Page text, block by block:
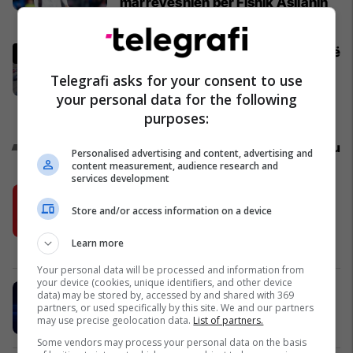
Mërgimtarët në pritje prej orësh në
shqiptare e MPJ-së kroate tregon
arsyet
Kosovë
Promo Reklamo këtu
pastron motorin e makinës suaj deri
MobiSIM: Internet kudo dhe 15%
cashback
MobiSIM
Telegrafi asks for your consent to use
your personal data for the following
purposes:
Personalised advertising and content, advertising and
content measurement, audience research and
services development
Store and/or access information on a device
Learn more
Your personal data will be processed and information from
your device (cookies, unique identifiers, and other device
data) may be stored by, accessed by and shared with 369
partners, or used specifically by this site. We and our partners
may use precise geolocation data. List of partners.
Some vendors may process your personal data on the basis